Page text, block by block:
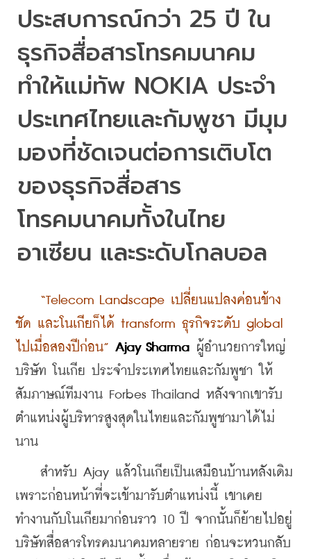
ประสบการณ์กว่า 25 ปี ใน
ธุรกิจสื่อสารโทรคมนาคม
ทำให้แม่ทัพ NOKIA ประจำ
ประเทศไทยและกัมพูชา มีมุม
มองที่ชัดเจนต่อการเติบโต
ของธุรกิจสื่อสาร
โทรคมนาคมทั้งในไทย
อาเซียน และระดับโกลบอล
“Telecom Landscape เปลี่ยนแปลงค่อนข้าง
ชัด และโนเกียก็ได้ transform ธุรกิจระดับ global
ไปเมื่อสองปีก่อน” Ajay Sharma ผู้อำนวยการใหญ่
บริษัท โนเกีย ประจำประเทศไทยและกัมพูชา ให้
สัมภาษณ์ทีมงาน Forbes Thailand หลังจากเขารับ
ตำแหน่งผู้บริหารสูงสุดในไทยและกัมพูชามาได้ไม่
นาน
สำหรับ Ajay แล้วโนเกียเป็นเสมือนบ้านหลังเดิม
เพราะก่อนหน้าที่จะเข้ามารับตำแหน่งนี้ เขาเคย
ทำงานกับโนเกียมาก่อนราว 10 ปี จากนั้นก็ย้ายไปอยู่
บริษัทสื่อสารโทรคมนาคมหลายราย ก่อนจะหวนกลับ